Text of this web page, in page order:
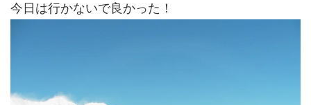
今日は行かないで良かった！